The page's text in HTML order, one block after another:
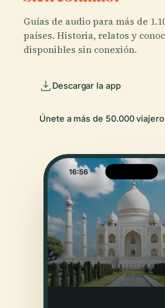
Guías de audio para más de
países. Historia, relatos y
disponibles sin conexión.
Descargar la app
Únete a más de 50.000